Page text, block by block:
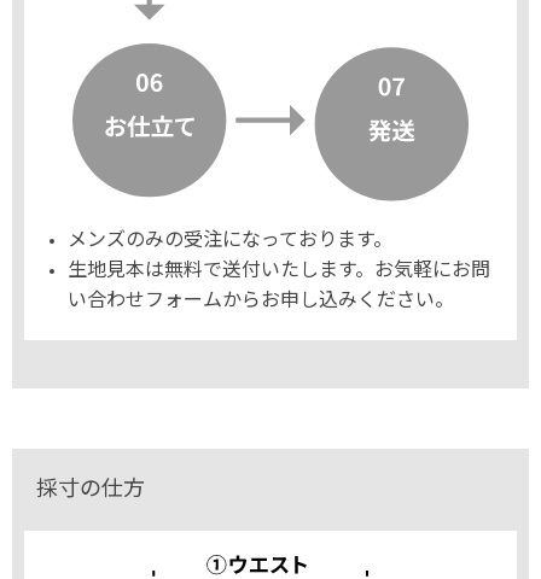
メンズのみの受注になっております。
生地見本は無料で送付いたします。お気軽にお問
い合わせフォームからお申し込みください。
採寸の仕方